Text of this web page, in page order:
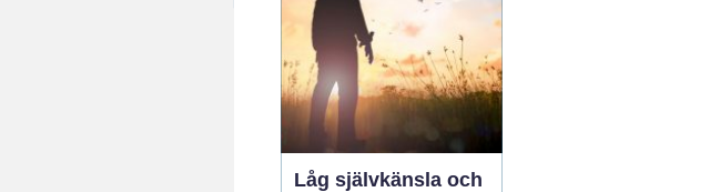
Låg självkänsla och